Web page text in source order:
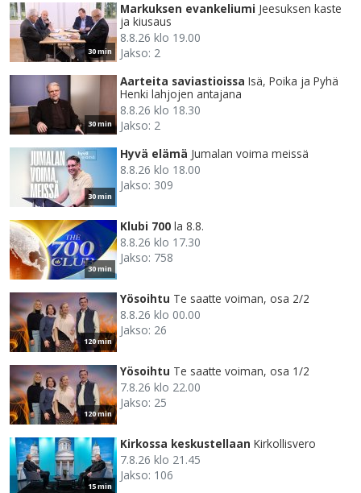
30 min
Markuksen evankeliumi Jeesuksen kaste
ja kiusaus
8.8.26 klo 19.00
Jakso: 2
30 min
Aarteita saviastioissa Isä, Poika ja Pyhä
Henki lahjojen antajana
8.8.26 klo 18.30
Jakso: 2
30 min
Hyvä elämä Jumalan voima meissä
8.8.26 klo 18.00
Jakso: 309
30 min
Klubi 700 la 8.8.
8.8.26 klo 17.30
Jakso: 758
120 min
Yösoihtu Te saatte voiman, osa 2/2
8.8.26 klo 00.00
Jakso: 26
120 min
Yösoihtu Te saatte voiman, osa 1/2
7.8.26 klo 22.00
Jakso: 25
15 min
Kirkossa keskustellaan Kirkollisvero
7.8.26 klo 21.45
Jakso: 106